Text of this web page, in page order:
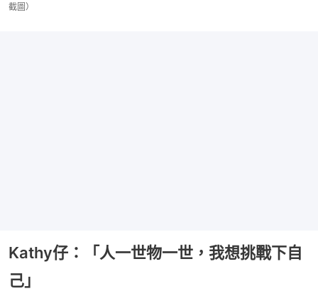
截圖）
Kathy仔：「人一世物一世，我想挑戰下自
己」